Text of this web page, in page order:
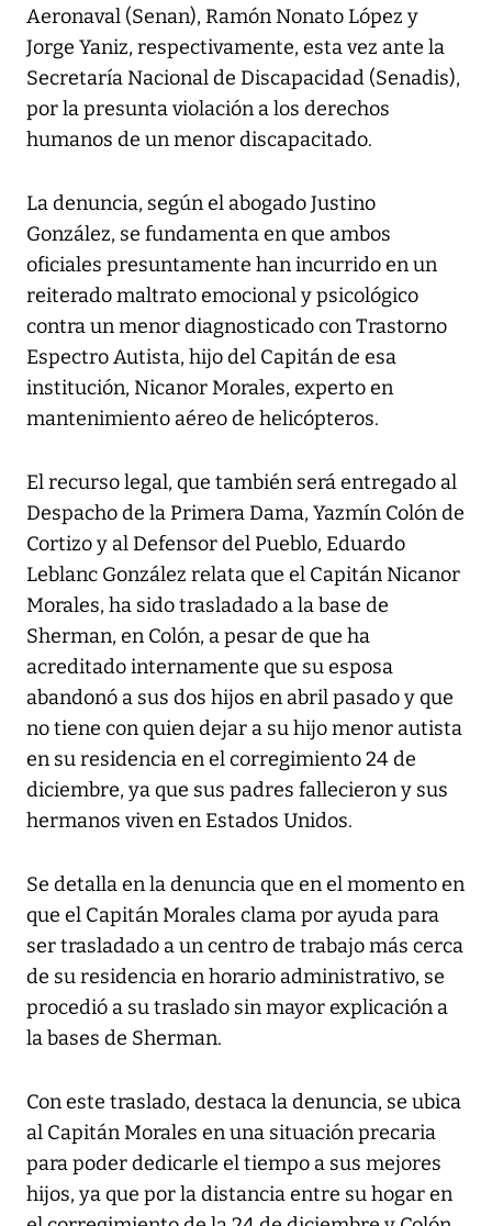
Aeronaval (Senan), Ramón Nonato López y
Jorge Yaniz, respectivamente, esta vez ante la
Secretaría Nacional de Discapacidad (Senadis),
por la presunta violación a los derechos
humanos de un menor discapacitado.
La denuncia, según el abogado Justino
González, se fundamenta en que ambos
oficiales presuntamente han incurrido en un
reiterado maltrato emocional y psicológico
contra un menor diagnosticado con Trastorno
Espectro Autista, hijo del Capitán de esa
institución, Nicanor Morales, experto en
mantenimiento aéreo de helicópteros.
El recurso legal, que también será entregado al
Despacho de la Primera Dama, Yazmín Colón de
Cortizo y al Defensor del Pueblo, Eduardo
Leblanc González relata que el Capitán Nicanor
Morales, ha sido trasladado a la base de
Sherman, en Colón, a pesar de que ha
acreditado internamente que su esposa
abandonó a sus dos hijos en abril pasado y que
no tiene con quien dejar a su hijo menor autista
en su residencia en el corregimiento 24 de
diciembre, ya que sus padres fallecieron y sus
hermanos viven en Estados Unidos.
Se detalla en la denuncia que en el momento en
que el Capitán Morales clama por ayuda para
ser trasladado a un centro de trabajo más cerca
de su residencia en horario administrativo, se
procedió a su traslado sin mayor explicación a
la bases de Sherman.
Con este traslado, destaca la denuncia, se ubica
al Capitán Morales en una situación precaria
para poder dedicarle el tiempo a sus mejores
hijos, ya que por la distancia entre su hogar en